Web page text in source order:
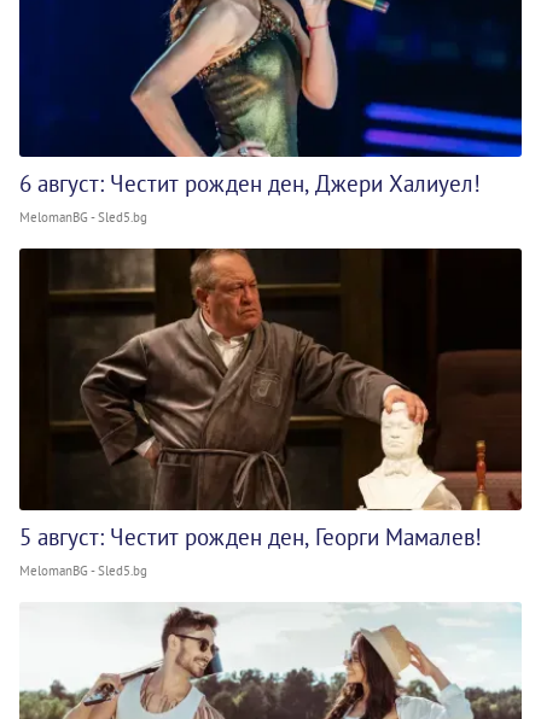
6 август: Честит рожден ден, Джери Халиуел!
MelomanBG - Sled5.bg
5 август: Честит рожден ден, Георги Мамалев!
MelomanBG - Sled5.bg